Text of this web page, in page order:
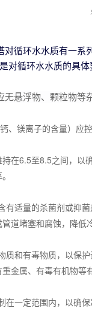
对循环水水质有一系
对循环水水质的具体
悬浮物、颗粒物等
镁离子的含量）应控
在6.5至8.5之间，以
适量的杀菌剂或抑
道堵塞和腐蚀，降低
和有毒物质，以保
金属、有毒有机物等
一定范围内，以确